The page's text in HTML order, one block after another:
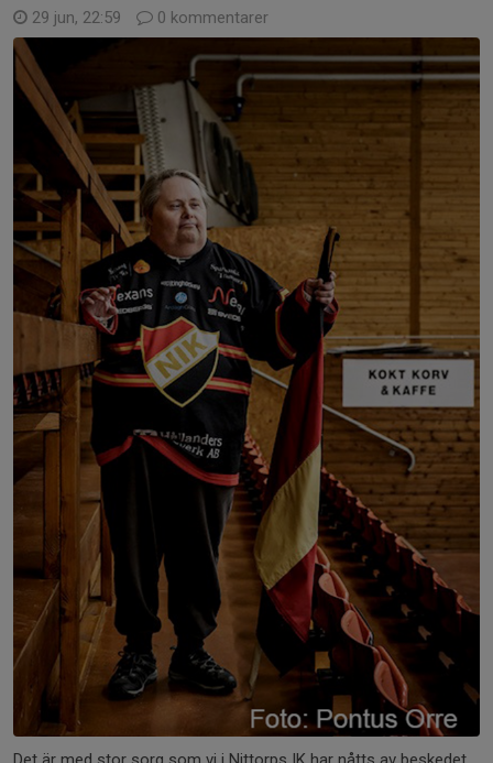
29 jun, 22:59 0 kommentarer